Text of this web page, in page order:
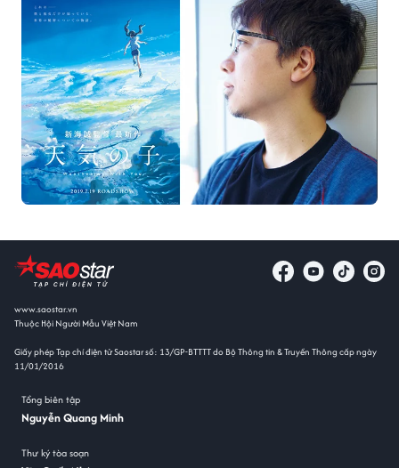
www.saostar.vn
Thuộc Hội Người Mẫu Việt Nam
Giấy phép Tạp chí điện tử Saostar số: 13/GP-BTTTT do Bộ Thông tin & Truyền Thông cấp ngày
11/01/2016
Tổng biên tập
Nguyễn Quang Minh
Thư ký tòa soạn